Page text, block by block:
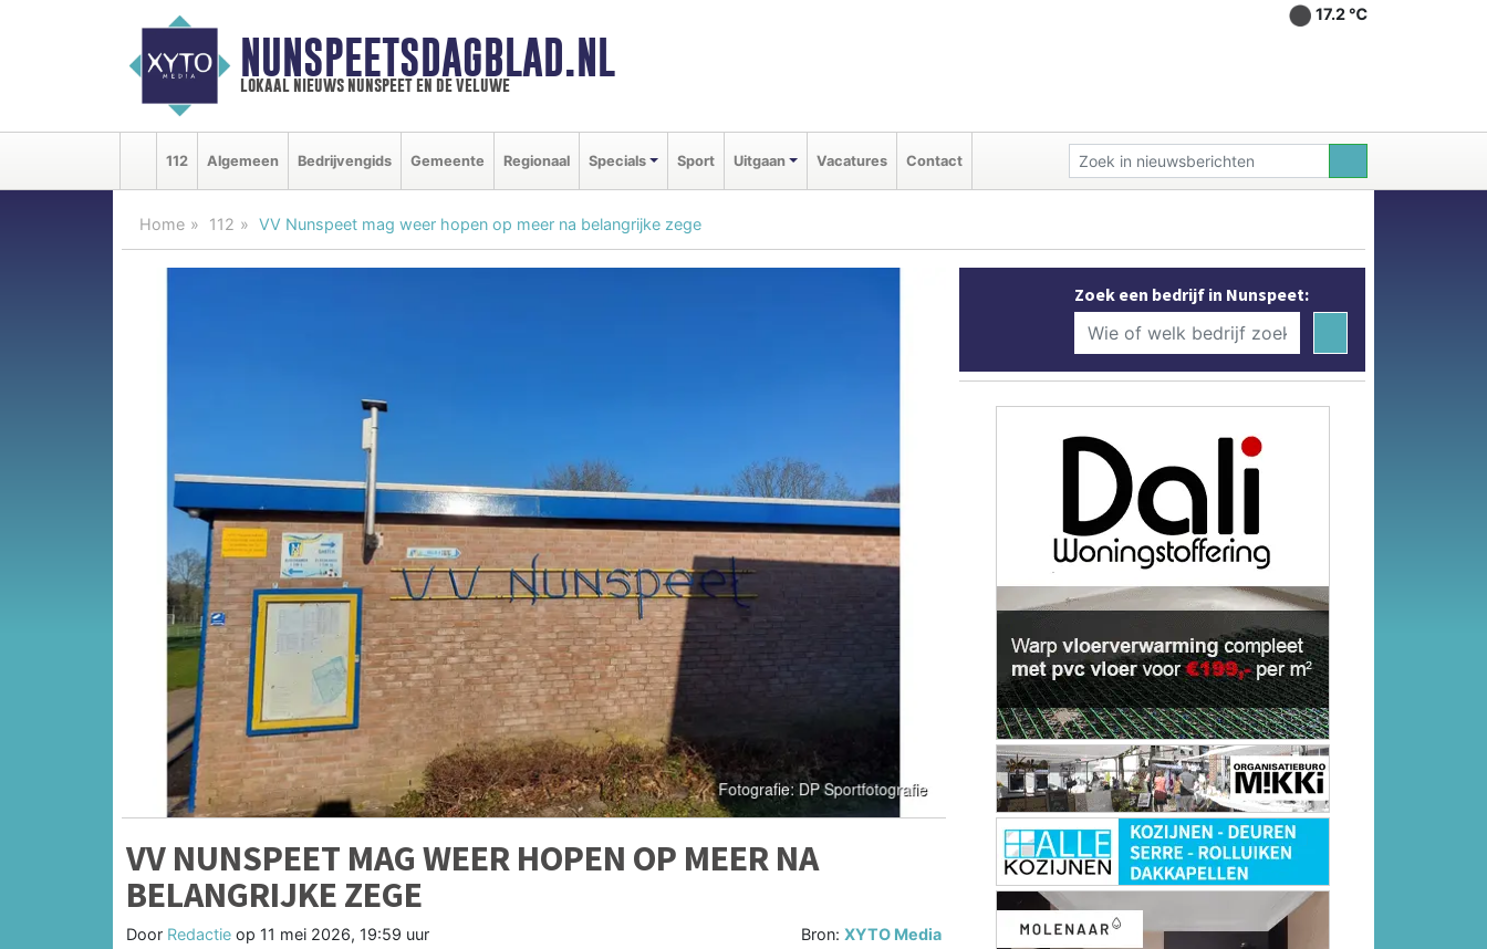
NUNSPEETSDAGBLAD.NL
lokaal nieuws nunspeet en de veluwe
17.2 ℃
112 Algemeen Bedrijvengids Gemeente Regionaal Specials Sport Uitgaan Vacatures Contact
Home 112 VV Nunspeet mag weer hopen op meer na belangrijke zege
VV NUNSPEET MAG WEER HOPEN OP MEER NA
BELANGRIJKE ZEGE
Door Redactie op 11 mei 2026, 19:59 uur Bron:XYTO Media
Zoek een bedrijf in Nunspeet: